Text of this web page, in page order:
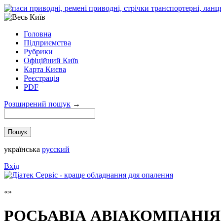
Головна
Підприємства
Рубрики
Офіційний Київ
Карта Києва
Реєстрація
PDF
Розширений пошук →
українська русский
Вхід
РОСЬАВІА